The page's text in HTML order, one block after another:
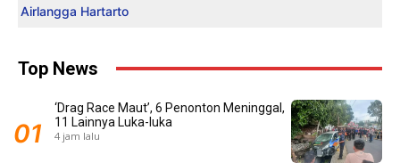
Airlangga Hartarto
Top News
‘Drag Race Maut’, 6 Penonton Meninggal,
11 Lainnya Luka-luka
4 jam lalu